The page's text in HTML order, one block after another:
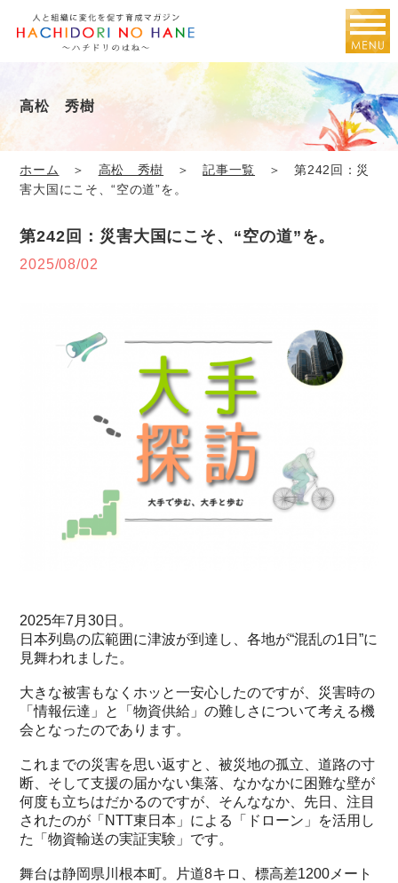
高松 秀樹
ホーム ＞ 高松 秀樹 ＞記事一覧 ＞ 第242回：災
害大国にこそ、“空の道”を。
第242回：災害大国にこそ、“空の道”を。
2025/08/02
2025年7月30日。
日本列島の広範囲に津波が到達し、各地が“混乱の1日”に
見舞われました。
大きな被害もなくホッと一安心したのですが、災害時の
「情報伝達」と「物資供給」の難しさについて考える機
会となったのであります。
これまでの災害を思い返すと、被災地の孤立、道路の寸
断、そして支援の届かない集落、なかなかに困難な壁が
何度も立ちはだかるのですが、そんななか、先日、注目
されたのが「NTT東日本」による「ドローン」を活用し
た「物資輸送の実証実験」です。
舞台は静岡県川根本町。片道8キロ、標高差1200メート